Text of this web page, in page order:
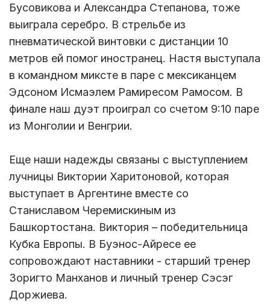
Бусовикова и Александра Степанова, тоже
выиграла серебро. В стрельбе из
пневматической винтовки с дистанции 10
метров ей помог иностранец. Настя выступала
в командном миксте в паре с мексиканцем
Эдсоном Исмаэлем Рамиресом Рамосом. В
финале наш дуэт проиграл со счетом 9:10 паре
из Монголии и Венгрии.
Еще наши надежды связаны с выступлением
лучницы Виктории Харитоновой, которая
выступает в Аргентине вместе со
Станиславом Черемискиным из
Башкортостана. Виктория – победительница
Кубка Европы. В Буэнос-Айресе ее
сопровождают наставники - старший тренер
Зоригто Манханов и личный тренер Сэсэг
Доржиева.